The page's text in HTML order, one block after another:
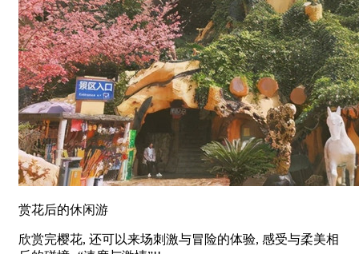
赏花后的休闲游
欣赏完樱花, 还可以来场刺激与冒险的体验, 感受与柔美相